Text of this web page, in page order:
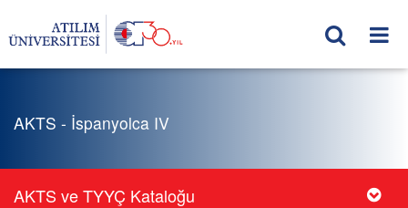
AKTS - İspanyolca IV
AKTS ve TYYÇ Kataloğu